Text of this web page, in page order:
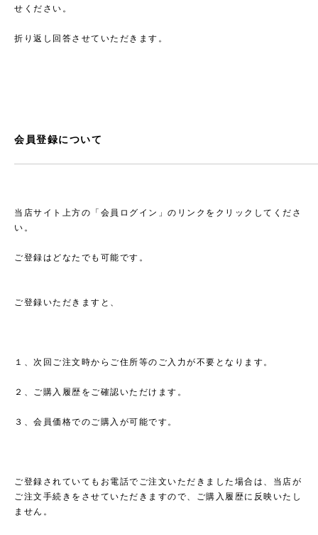
せください。
折り返し回答させていただきます。
会員登録について
当店サイト上方の「会員ログイン」のリンクをクリックしてくださ
い。
ご登録はどなたでも可能です。
ご登録いただきますと、
１、次回ご注文時からご住所等のご入力が不要となります。
２、ご購入履歴をご確認いただけます。
３、会員価格でのご購入が可能です。
ご登録されていてもお電話でご注文いただきました場合は、当店が
ご注文手続きをさせていただきますので、ご購入履歴に反映いたし
ません。